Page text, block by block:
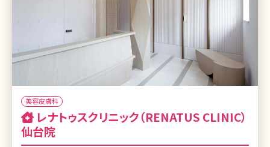
美容皮膚科
仙台院